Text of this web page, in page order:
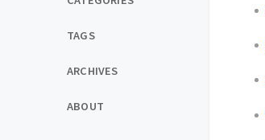
TAGS
ARCHIVES
ABOUT